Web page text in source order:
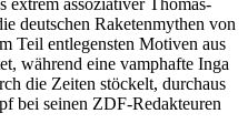
deutschen Raketenmythen von
Teil entlegensten Motiven aus
während eine vamphafte Inga
die Zeiten stöckelt, durchaus
bei seinen ZDF-Redakteuren